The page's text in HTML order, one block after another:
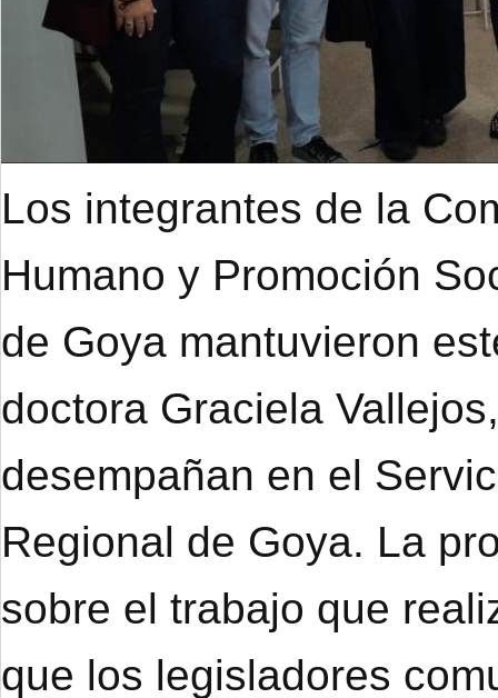
Los integrantes de la
Humano y Promoción
de Goya mantuvieron
doctora Graciela
desempañan en el
Regional de Goya. La
sobre el trabajo que
que los legisladores